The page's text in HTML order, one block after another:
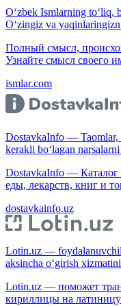
O‘zbek Ismlarning to‘liq,
O‘zingiz va
Полный смысл,
Узнайте смысл своего
ismlar.com
DostavkaInfo — Taomlar,
kerakli bo‘lagan
DostavkaInfo — Каталог
еды, лекарств, книг и
dostavkainfo.uz
Lotin.uz —
aksincha o‘girish
Lotin.uz — поможет
кириллицы на